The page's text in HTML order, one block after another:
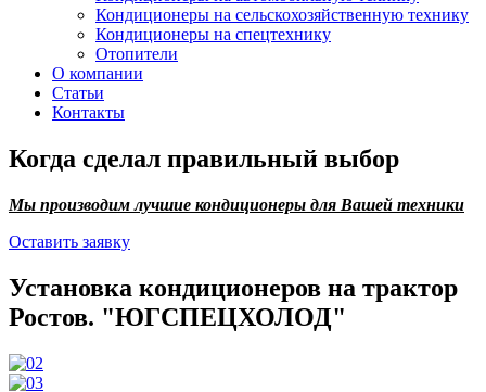
Кондиционеры на сельскохозяйственную технику
Кондиционеры на спецтехнику
Отопители
О компании
Статьи
Контакты
Когда сделал правильный выбор
Мы производим лучшие кондиционеры для Вашей техники
Оставить заявку
Установка кондиционеров на трактор
Ростов. "ЮГСПЕЦХОЛОД"